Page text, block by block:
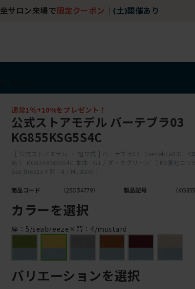
坐サロン来場で 限定クーポン (土)開催あり
座
通常1％+10%をプレゼント！
公式ストアモデル バーテブラ03
KG855KSG5S4C
［ 公式ストアモデル ・ 組立式 ] バーテブラ03 （vertebra03） 4
転 ） KG855KSG5S4C 本体 : G1 / ダークグリーン ［ KS張地コン
Sea Breeze×背 : 4 / Mustard ]
商品コード （25034779） 製品記号 （
カラーを選択
座：5/seabreeze×背：4/mustard
バリエーションを選択